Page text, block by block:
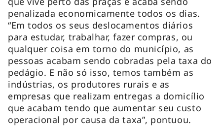
penalizada economicamente todos os dias.
“Em todos os seus deslocamentos diários
para estudar, trabalhar, fazer compras, ou
qualquer coisa em torno do município, as
pessoas acabam sendo cobradas pela taxa do
pedágio. E não só isso, temos também as
indústrias, os produtores rurais e as
empresas que realizam entregas a domicílio
que acabam tendo que aumentar seu custo
operacional por causa da taxa”, pontuou.